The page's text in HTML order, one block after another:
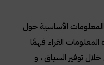
الأساسية حول
القراء فهمًا
توفير السياق ، و